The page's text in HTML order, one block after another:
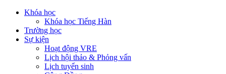
Khóa học
Khóa học Tiếng Hàn
Trường học
Sự kiện
Hoạt động VRE
Lịch hội thảo & Phỏng vấn
Lịch tuyển sinh